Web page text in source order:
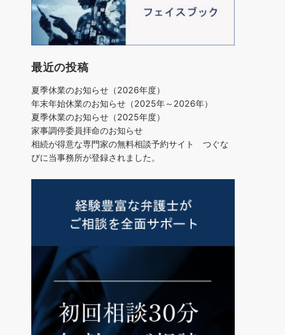
最近の投稿
夏季休業のお知らせ（2026年度）
年末年始休業のお知らせ（2025年～2026年）
夏季休業のお知らせ（2025年度）
家事調停委員拝命のお知らせ
相続が得意な専門家の無料相談予約サイト つぐな
びに当事務所が登録されました。